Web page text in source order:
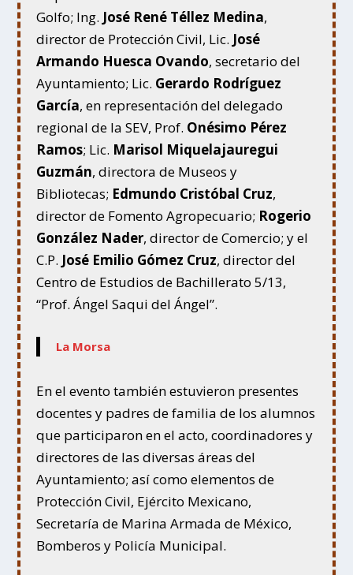
Golfo; Ing. José René Téllez Medina,
director de Protección Civil, Lic. José
Armando Huesca Ovando, secretario del
Ayuntamiento; Lic. Gerardo Rodríguez
García, en representación del delegado
regional de la SEV, Prof. Onésimo Pérez
Ramos; Lic. Marisol Miquelajauregui
Guzmán, directora de Museos y
Bibliotecas; Edmundo Cristóbal Cruz,
director de Fomento Agropecuario; Rogerio
González Nader, director de Comercio; y el
C.P. José Emilio Gómez Cruz, director del
Centro de Estudios de Bachillerato 5/13,
“Prof. Ángel Saqui del Ángel”.
La Morsa
En el evento también estuvieron presentes
docentes y padres de familia de los alumnos
que participaron en el acto, coordinadores y
directores de las diversas áreas del
Ayuntamiento; así como elementos de
Protección Civil, Ejército Mexicano,
Secretaría de Marina Armada de México,
Bomberos y Policía Municipal.